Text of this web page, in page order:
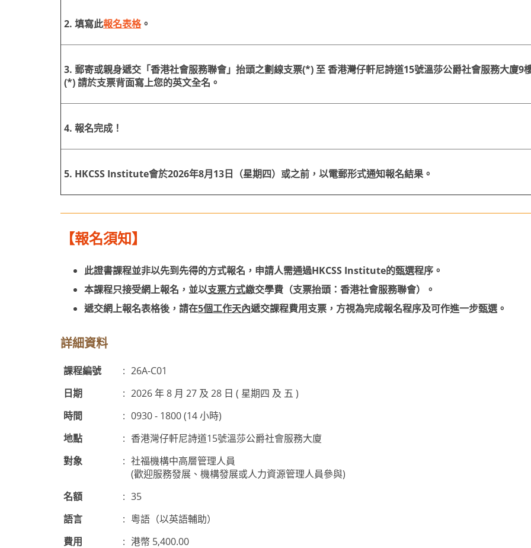
2. 填寫此報名表格。
3. 郵寄或親身遞交「香港社會服務聯會」抬頭之劃線支票(*) 至 香港灣仔軒尼詩道15號溫莎公爵社會服務大廈9
(*) 請於支票背面寫上您的英文全名。
4. 報名完成！
5. HKCSS Institute會於2026年8月13日（星期四）或之前，以電郵形式通知報名結果。
【報名須知】
此證書課程並非以先到先得的方式報名，申請人需通過HKCSS Institute的甄選程序。
本課程只接受網上報名，並以支票方式繳交學費（支票抬頭：香港社會服務聯會）。
遞交網上報名表格後，請在5個工作天內遞交課程費用支票，方視為完成報名程序及可作進一步甄選。
詳細資料
課程編號 : 26A-C01
日期
: 2026 年 8 月 27 及 28 日 ( 星期四 及 五 )
時間
: 0930 - 1800 (14 小時)
地點
: 香港灣仔軒尼詩道15號溫莎公爵社會服務大廈
對象
: 社福機構中高層管理人員
(歡迎服務發展、機構發展或人力資源管理人員參與)
名額
: 35
語言
: 粵語（以英語輔助）
費用
: 港幣 5,400.00